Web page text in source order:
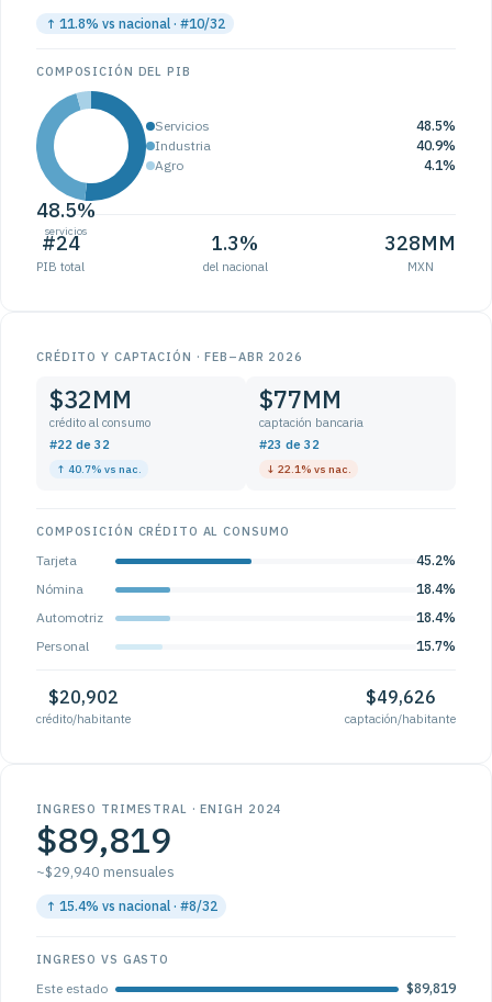
↑ 11.8% vs nacional · #10/32
COMPOSICIÓN DEL PIB
48.5%
servicios
Servicios
48.5%
Industria
40.9%
Agro
4.1%
#24
PIB total
1.3%
del nacional
328MM
MXN
CRÉDITO Y CAPTACIÓN · FEB–ABR 2026
$32MM
crédito al consumo
#22 de 32
↑ 40.7% vs nac.
$77MM
captación bancaria
#23 de 32
↓ 22.1% vs nac.
COMPOSICIÓN CRÉDITO AL CONSUMO
Tarjeta
45.2%
Nómina
18.4%
Automotriz
18.4%
Personal
15.7%
$20,902
crédito/habitante
$49,626
captación/habitante
INGRESO TRIMESTRAL · ENIGH 2024
$89,819
~$29,940 mensuales
↑ 15.4% vs nacional · #8/32
INGRESO VS GASTO
Este estado
$89,819